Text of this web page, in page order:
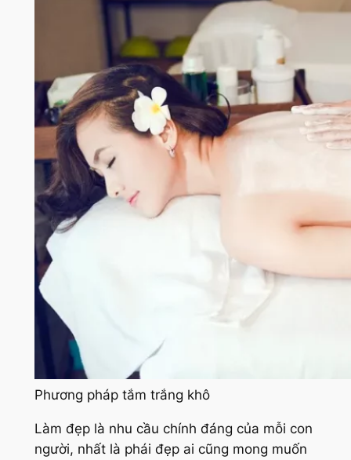
Phương pháp tắm trắng khô
Làm đẹp là nhu cầu chính đáng của mỗi con
người, nhất là phái đẹp ai cũng mong muốn